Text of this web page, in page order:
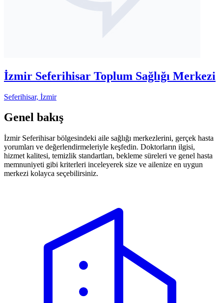
İzmir Seferihisar Toplum Sağlığı Merkezi
Seferihisar, İzmir
Genel bakış
İzmir Seferihisar bölgesindeki aile sağlığı merkezlerini, gerçek hasta
yorumları ve değerlendirmeleriyle keşfedin. Doktorların ilgisi,
hizmet kalitesi, temizlik standartları, bekleme süreleri ve genel hasta
memnuniyeti gibi kriterleri inceleyerek size ve ailenize en uygun
merkezi kolayca seçebilirsiniz.